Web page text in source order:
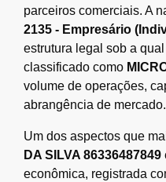
parceiros comerciais. A
2135 - Empresário
estrutura legal sob a
classificado como
volume de operações,
abrangência de mercado.
Um dos aspectos que
DA SILVA 86336487849
econômica, registrada